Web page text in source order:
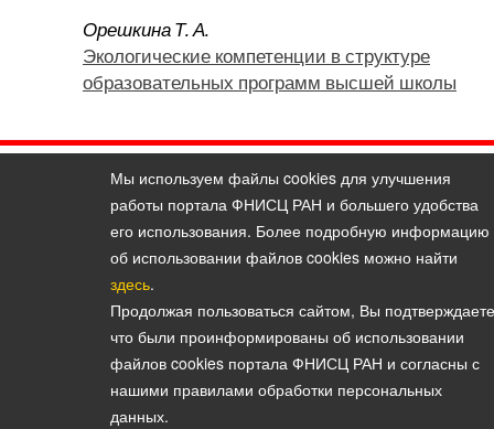
Орешкина Т. А.
Экологические компетенции в структуре
образовательных программ высшей школы
Политика конфиденциальности персональных данных
© 2026, Вестник Института социологии
vestnik@isras.ru
Мы используем файлы cookies для улучшения
работы портала ФНИСЦ РАН и большего удобства
его использования. Более подробную информацию
об использовании файлов cookies можно найти
здесь.
Продолжая пользоваться сайтом, Вы
что были проинформированы об использовании
файлов cookies портала ФНИСЦ РАН и согласны с
нашими правилами обработки персональных
данных.